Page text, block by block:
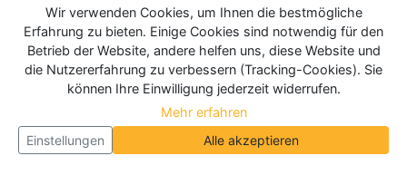
Wir verwenden Cookies, um Ihnen die bestmögliche
Erfahrung zu bieten. Einige Cookies sind notwendig für den
Betrieb der Website, andere helfen uns, diese Website und
die Nutzererfahrung zu verbessern (Tracking-Cookies). Sie
können Ihre Einwilligung jederzeit widerrufen.
Mehr erfahren
Einstellungen
Alle akzeptieren